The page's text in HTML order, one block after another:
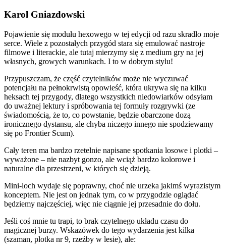
Karol Gniazdowski
Pojawienie się modułu hexowego w tej edycji od razu skradło moje
serce. Wiele z pozostałych przygód stara się emulować nastroje
filmowe i literackie, ale tutaj mierzymy się z medium gry na jej
własnych, growych warunkach. I to w dobrym stylu!
Przypuszczam, że część czytelników może nie wyczuwać
potencjału na pełnokrwistą opowieść, która ukrywa się na kilku
heksach tej przygody, dlatego wszystkich niedowiarków odsyłam
do uważnej lektury i spróbowania tej formuły rozgrywki (ze
świadomością, że to, co powstanie, będzie obarczone dozą
ironicznego dystansu, ale chyba niczego innego nie spodziewamy
się po Frontier Scum).
Cały teren ma bardzo rzetelnie napisane spotkania losowe i plotki –
wyważone – nie nazbyt gonzo, ale wciąż bardzo kolorowe i
naturalne dla przestrzeni, w których się dzieją.
Mini-loch wydaje się poprawny, choć nie urzeka jakimś wyrazistym
konceptem. Nie jest on jednak tym, co w przygodzie oglądać
będziemy najczęściej, więc nie ciągnie jej przesadnie do dołu.
Jeśli coś mnie tu trapi, to brak czytelnego układu czasu do
magicznej burzy. Wskazówek do tego wydarzenia jest kilka
(szaman, plotka nr 9, rzeźby w lesie), ale: